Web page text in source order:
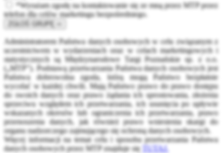
*Wyrażam zgodę na kontaktowanie się ze mną przez MTP przez
telefon dla celów marketingu bezpośredniego.
ZGŁOŚ GRUPĘ ⇨
Administratorem Państwa danych osobowych w celu związanym z
uczestnictwem w wydarzeniach oraz w celach marketingowych i
statystycznych są Międzynarodowe Targi Poznańskie sp. z o.o.
(„MTP”). Podstawą przetwarzania Państwa danych osobowych jest
Państwa dobrowolna zgoda, którą mogą Państwo bezpłatnie
wycofać w każdej chwili. Mają Państwo prawo do prawo dostępu
do swoich danych oraz prawo żądania ich sprostowania, złożenia
sprzeciwu względem ich przetwarzania, ich usunięcia po upływie
wskazanych okresów lub ograniczenia ich przetwarzania, prawo
przenoszenia danych, jak również prawo wniesienia skargi do
organu nadzorczego zajmującego się ochroną danych osobowych.
Więcej informacji na temat celu i sposobu przetwarzania Państwa
danych osobowych przez MTP znajduje się
TUTAJ.